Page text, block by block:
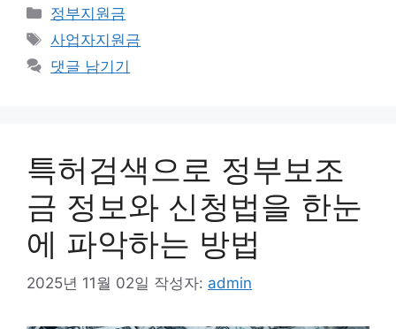
카
테
리
정부지원금
태
그
사업자지원금
댓글 남기기
특허검색으로 정부보조
금 정보와 신청법을 한눈
에 파악하는 방법
2025년 11월 02일 작성자: admin